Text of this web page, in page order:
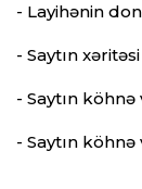
- Layihənin
- Saytın xəritəsi
- Saytın köhnə
- Saytın köhnə